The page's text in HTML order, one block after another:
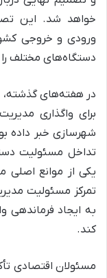
خواهد شد. این
ورودی و خروجی
دستگاه‌های مختلف را
در هفته‌های گذشته،
برای واگذاری
شهرسازی خبر داده
تداخل مسئولیت
یکی از موانع اصلی
تمرکز مسئولیت
به ایجاد
کند.
مسئولان اقتصادی